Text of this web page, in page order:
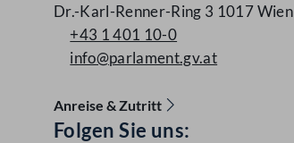
Accessibility Menu anzeigen
Dr.-Karl-Renner-Ring 3 1017 Wien
+43 1 401 10-0
info@parlament.gv.at
Anreise & Zutritt
Folgen Sie uns: